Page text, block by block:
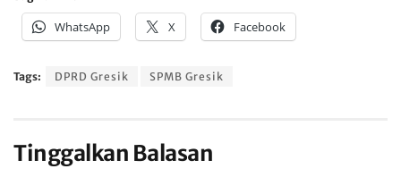
WhatsApp X Facebook
Tags: DPRD Gresik SPMB Gresik
Tinggalkan Balasan